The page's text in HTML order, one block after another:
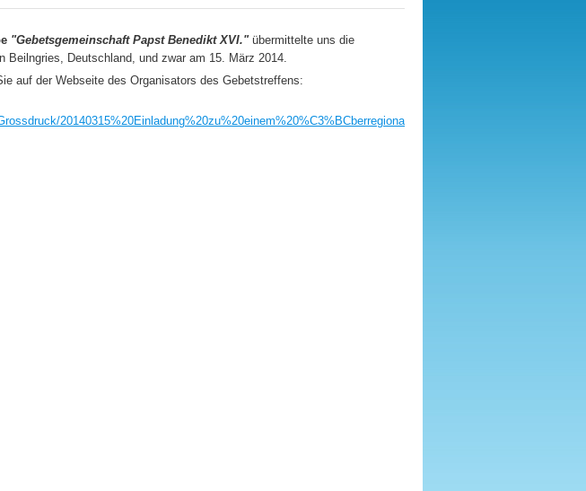
"Gebetsgemeinschaft Papst Benedikt XVI."übermittelte uns die
Beilngries, Deutschland, und zwar am 15. März 2014.
auf der Webseite des Organisators des Gebetstreffens: